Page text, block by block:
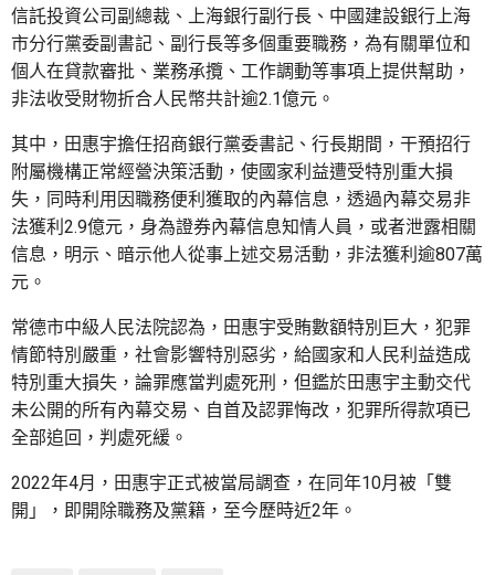
信託投資公司副總裁、上海銀行副行長、中國建設銀行上海
市分行黨委副書記、副行長等多個重要職務，為有關單位和
個人在貸款審批、業務承攬、工作調動等事項上提供幫助，
非法收受財物折合人民幣共計逾2.1億元。
其中，田惠宇擔任招商銀行黨委書記、行長期間，干預招行
附屬機構正常經營決策活動，使國家利益遭受特別重大損
失，同時利用因職務便利獲取的內幕信息，透過內幕交易非
法獲利2.9億元，身為證券內幕信息知情人員，或者泄露相關
信息，明示、暗示他人從事上述交易活動，非法獲利逾807萬
元。
常德市中級人民法院認為，田惠宇受賄數額特別巨大，犯罪
情節特別嚴重，社會影響特別惡劣，給國家和人民利益造成
特別重大損失，論罪應當判處死刑，但鑑於田惠宇主動交代
未公開的所有內幕交易、自首及認罪悔改，犯罪所得款項已
全部追回，判處死緩。
2022年4月，田惠宇正式被當局調查，在同年10月被「雙
開」，即開除職務及黨籍，至今歷時近2年。